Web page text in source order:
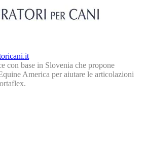
con base in Slovenia che propone
America per aiutare le articolazioni